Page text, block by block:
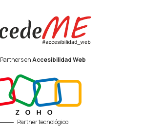
Partners enAccesibilidad Web
Partner tecnológico